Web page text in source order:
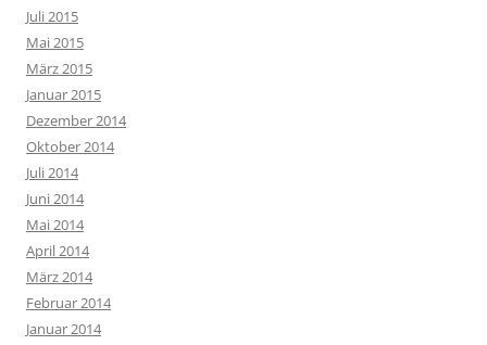
Juli 2015
Mai 2015
März 2015
Januar 2015
Dezember 2014
Oktober 2014
Juli 2014
Juni 2014
Mai 2014
April 2014
März 2014
Februar 2014
Januar 2014